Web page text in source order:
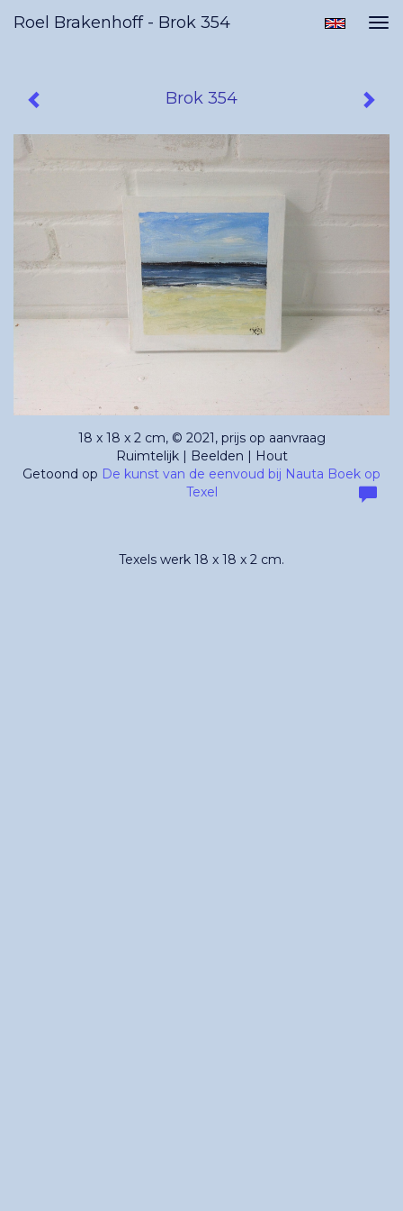
Roel Brakenhoff - Brok 354
Brok 354
18 x 18 x 2 cm, © 2021, prijs op aanvraag
Ruimtelijk | Beelden | Hout
Getoond op De kunst van de eenvoud bij Nauta Boek op
Texel
Texels werk 18 x 18 x 2 cm.